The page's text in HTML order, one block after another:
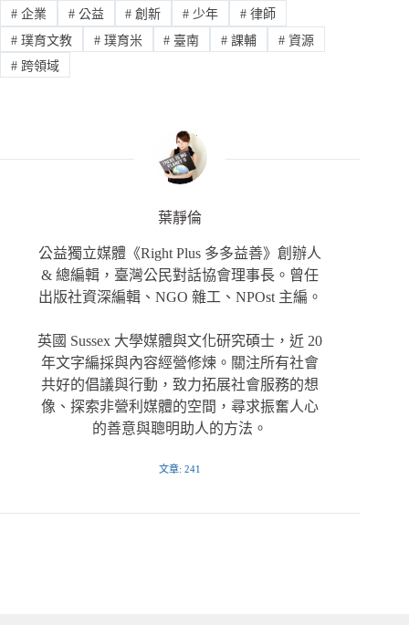
#企業 #公益 # 創新 # 少年 # 律師
#璞育文教 #璞育米 # 臺南 # 課輔 # 資源
#跨領域
葉靜倫
公益獨立媒體《Right Plus 多多益善》創辦人
& 總編輯，臺灣公民對話協會理事長。曾任
出版社資深編輯、NGO 雜工、NPOst 主編。
英國 Sussex 大學媒體與文化研究碩士，近 20
年文字編採與內容經營修煉。關注所有社會
共好的倡議與行動，致力拓展社會服務的想
像、探索非營利媒體的空間，尋求振奮人心
的善意與聰明助人的方法。
文章: 241